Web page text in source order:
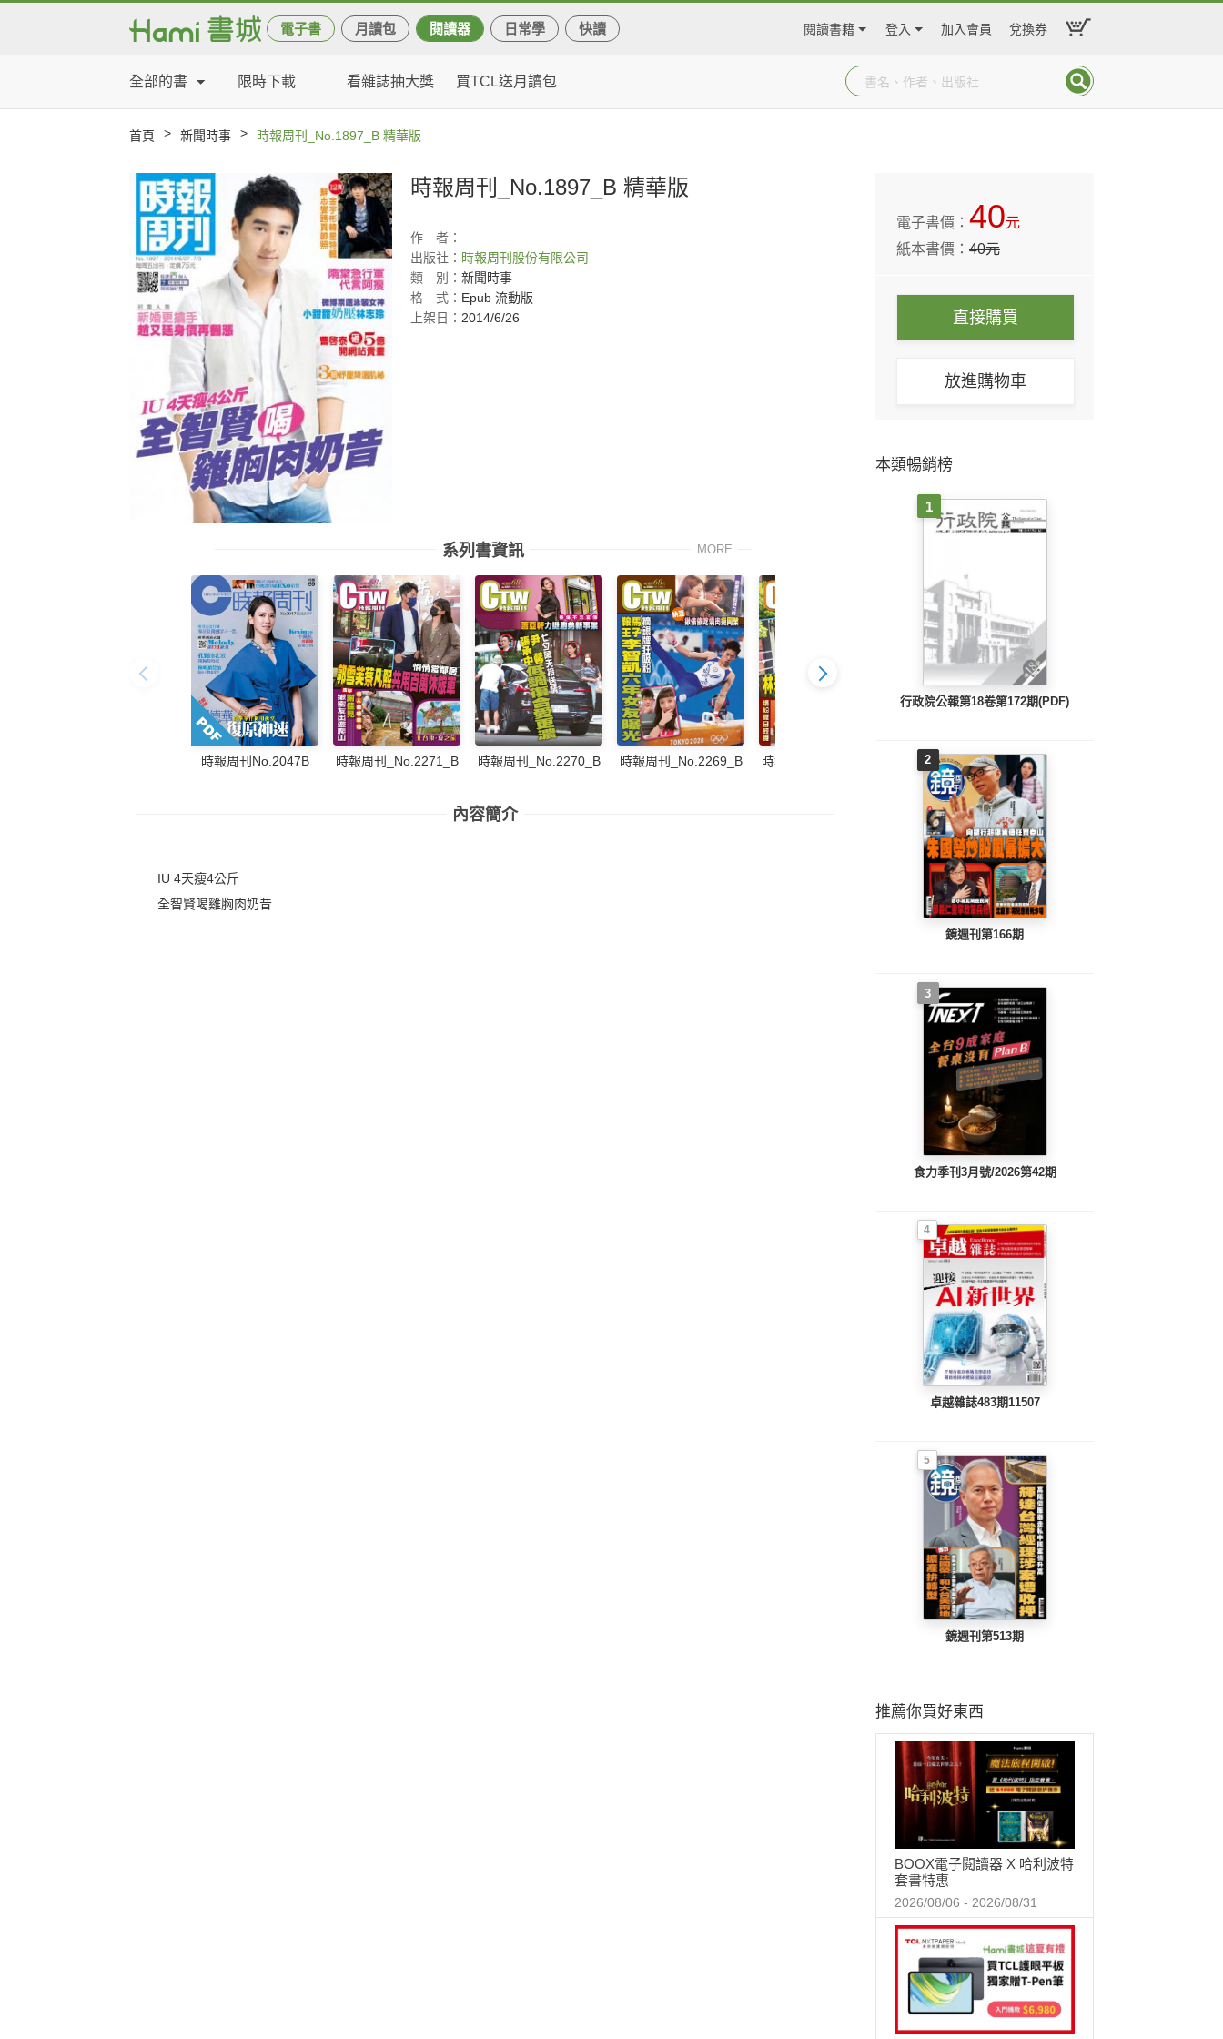
電子書 月讀包 閱讀器 日常學 快讀 閱讀書籍 登入 加入會員 兌換券
全部的書 限時下載 看雜誌抽大獎 買TCL送月讀包
首頁 > 新聞時事 > 時報周刊_No.1897_B 精華版
時報周刊_No.1897_B 精華版
作
者：
出版社： 時報周刊股份有限公司
類
別： 新聞時事
格
式： Epub 流動版
上架日： 2014/6/26
系列書資訊 MORE
時報周刊No.2047B 時報周刊_No.2271_B 時報周刊_No.2270_B 時報周刊_No.2269_B 時報周刊_No.2268_B 時報周刊_No.2267_B
內容簡介
IU 4天瘦4公斤
全智賢喝雞胸肉奶昔
電子書價：40元
紙本書價：40元
直接購買
放進購物車
本類暢銷榜
1
行政院公報第18卷第172期(PDF)
2
鏡週刊第166期
3
食力季刊3月號/2026第42期
4
卓越雜誌483期11507
5
鏡週刊第513期
推薦你買好東西
BOOX電子閱讀器 X 哈利波特
套書特惠
2026/08/06 - 2026/08/31